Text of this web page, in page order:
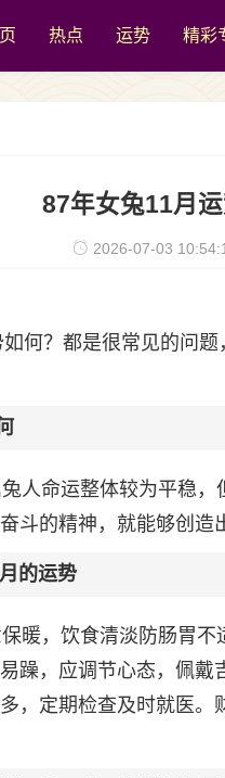
热点 运势 精彩
87年女兔11月运
2026-07-03
何？都是很常见的问
人命运整体较为平稳，
斗的精神，就能够创造
的运势
暖，饮食清淡防肠胃
躁，应调节心态，佩
，定期检查及时就医